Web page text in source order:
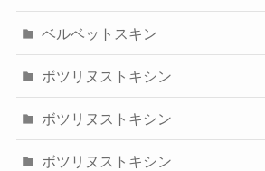
ベルベットスキン
ボツリヌストキシン
ボツリヌストキシン
ボツリヌストキシン